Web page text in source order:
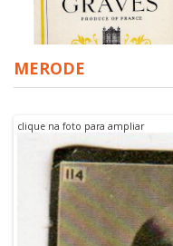
MERODE
clique na foto para ampliar